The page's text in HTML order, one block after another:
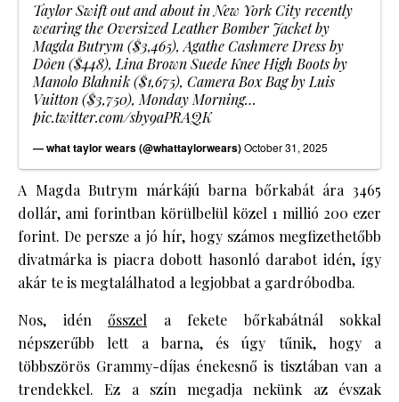
Taylor Swift out and about in New York City recently
wearing the Oversized Leather Bomber Jacket by
Magda Butrym ($3,465), Agathe Cashmere Dress by
Dôen ($448), Lina Brown Suede Knee High Boots by
Manolo Blahnik ($1,675), Camera Box Bag by Luis
Vuitton ($3,750), Monday Morning…
pic.twitter.com/sby9aPRAQK
— what taylor wears (@whattaylorwears)October 31, 2025
A Magda Butrym márkájú barna bőrkabát ára 3465
dollár, ami forintban körülbelül közel 1 millió 200 ezer
forint. De persze a jó hír, hogy számos megfizethetőbb
divatmárka is piacra dobott hasonló darabot idén, így
akár te is megtalálhatod a legjobbat a gardróbodba.
Nos, idén ősszel a fekete bőrkabátnál sokkal
népszerűbb lett a barna, és úgy tűnik, hogy a
többszörös Grammy-díjas énekesnő is tisztában van a
trendekkel. Ez a szín megadja nekünk az évszak